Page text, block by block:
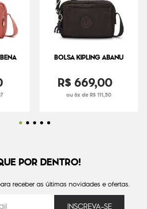
BOLSA KIPLING ABANU
R$669,00
ou 6x de R$ 111,50
POR DENTRO!
receber as últimas novidades e ofertas.